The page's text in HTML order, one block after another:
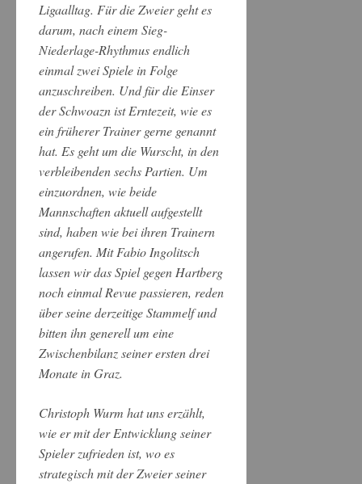
Ligaalltag. Für die Zweier geht es
darum, nach einem Sieg-
Niederlage-Rhythmus endlich
einmal zwei Spiele in Folge
anzuschreiben. Und für die Einser
der Schwoazn ist Erntezeit, wie es
ein früherer Trainer gerne genannt
hat. Es geht um die Wurscht, in den
verbleibenden sechs Partien. Um
einzuordnen, wie beide
Mannschaften aktuell aufgestellt
sind, haben wie bei ihren Trainern
angerufen. Mit Fabio Ingolitsch
lassen wir das Spiel gegen Hartberg
noch einmal Revue passieren, reden
über seine derzeitige Stammelf und
bitten ihn generell um eine
Zwischenbilanz seiner ersten drei
Monate in Graz.
Christoph Wurm hat uns erzählt,
wie er mit der Entwicklung seiner
Spieler zufrieden ist, wo es
strategisch mit der Zweier seiner